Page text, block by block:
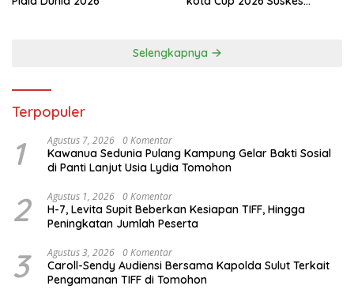
Selengkapnya
Terpopuler
1 Agustus 7, 2026 0 Komentar
Kawanua Sedunia Pulang Kampung Gelar Bakti Sosial
di Panti Lanjut Usia Lydia Tomohon
2 Agustus 1, 2026 0 Komentar
H-7, Levita Supit Beberkan Kesiapan TIFF, Hingga
Peningkatan Jumlah Peserta
3 Agustus 3, 2026 0 Komentar
Caroll-Sendy Audiensi Bersama Kapolda Sulut Terkait
Pengamanan TIFF di Tomohon